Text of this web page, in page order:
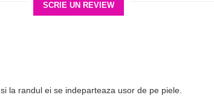
SCRIE UN REVIEW
la randul ei se indeparteaza usor de pe piele.